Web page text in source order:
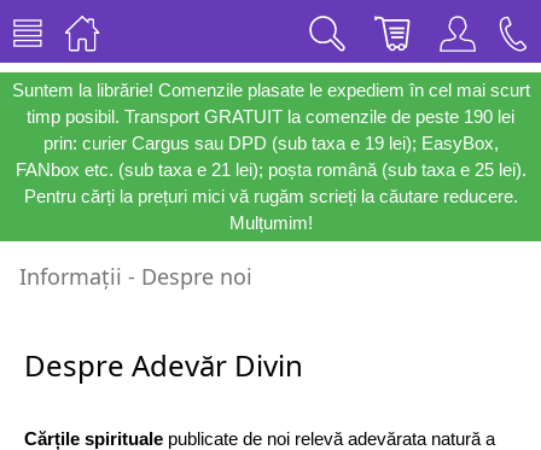
Suntem la librărie! Comenzile plasate le expediem în cel mai scurt
timp posibil. Transport GRATUIT la comenzile de peste 190 lei
prin: curier Cargus sau DPD (sub taxa e 19 lei); EasyBox,
FANbox etc. (sub taxa e 21 lei); poșta română (sub taxa e 25 lei).
Pentru cărți la prețuri mici vă rugăm scrieți la căutare reducere.
Mulțumim!
Informații - Despre noi
Despre Adevăr Divin
Cărțile spirituale publicate de noi relevă adevărata natură a